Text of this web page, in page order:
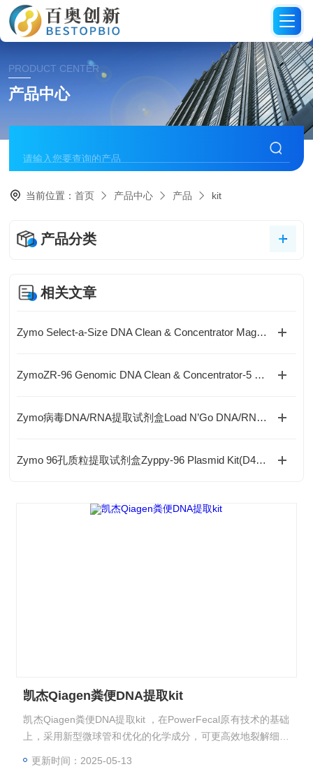
PRODUCT CENTER
产品中心
当前位置：首页 产品中心 产品 kit
产品分类
相关文章
Zymo Select-a-Size DNA Clean & Concentrator MagBead Kit现货供应
ZymoZR-96 Genomic DNA Clean & Concentrator-5 Kit(D4066)/(D4067)
Zymo病毒DNA/RNA提取试剂盒Load N’Go DNA/RNA Viral Kit(R2143)现货供应
Zymo 96孔质粒提取试剂盒Zyppy-96 Plasmid Kit(D4041)现货供应
凯杰Qiagen粪便DNA提取kit
凯杰Qiagen粪便DNA提取kit ，在PowerFecal原有技术的基础
上，采用新型微球管和优化的化学成分，可更高效地裂解细菌
更新时间：2025-05-13